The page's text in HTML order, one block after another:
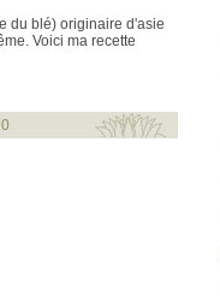
du blé) originaire d'asie
Voici ma recette
0